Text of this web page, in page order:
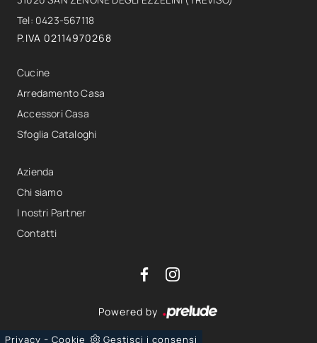
Tel: 0423-567118
P.IVA 02114970268
Cucine
Arredamento Casa
Accessori Casa
Sfoglia Cataloghi
Azienda
Chi siamo
I nostri Partner
Contatti
Powered by
Privacy - Cookie Gestisci i consensi